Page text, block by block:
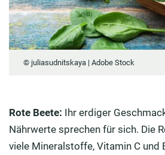
© juliasudnitskaya | Adobe Stock
Rote Beete: Ihr erdiger
Nährwerte sprechen für sich. Die
viele Mineralstoffe, Vitamin C und